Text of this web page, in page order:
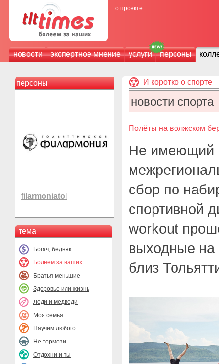
о проекте
новости экспертное мнение услуги персоны
персоны
filarmoniatol
тема
Богач, бедняк
Болеем за наших
Братья меньшие
Здоровье или жизнь
Леди и медведи
Моя семья
Научим любого
Не тормози
Отдохни и ты
И коротко о спорте
новости спорта
Полёты на волжском
Не имеющий
сбор по
спортивной
workout
выходные на
близ